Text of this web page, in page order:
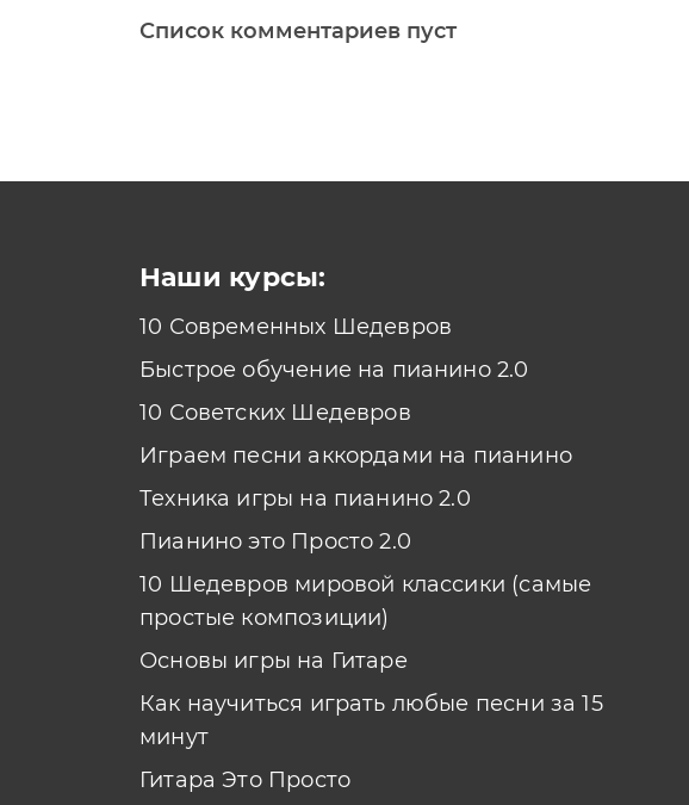
Список комментариев пуст
Наши курсы:
10 Современных Шедевров
Быстрое обучение на пианино 2.0
10 Советских Шедевров
Играем песни аккордами на пианино
Техника игры на пианино 2.0
Пианино это Просто 2.0
10 Шедевров мировой классики (самые
простые композиции)
Основы игры на Гитаре
Как научиться играть любые песни за 15
минут
Гитара Это Просто